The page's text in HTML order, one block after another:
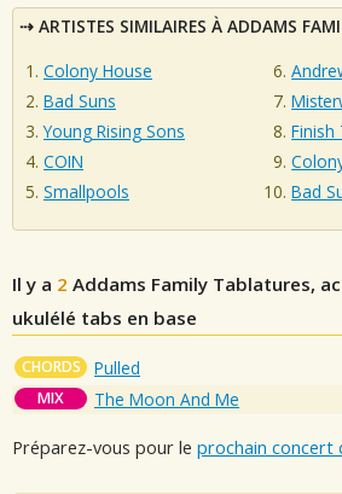
ARTISTES SIMILAIRES À ADDAMS
Colony House
Bad Suns
Young Rising Sons
COIN
Smallpools
Finish
Bad
Il y a 2 Addams Family Tablatures,
ukulélé tabs en base
CHORDS Pulled
MIX The Moon And Me
Préparez-vous pour le prochain concert